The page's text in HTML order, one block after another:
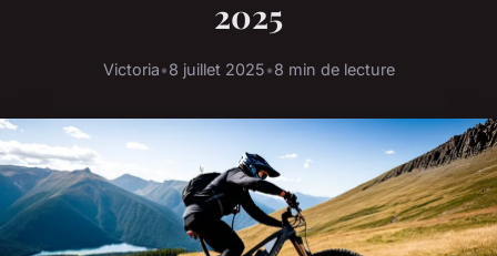
2025
Victoria•8 juillet 2025•8 min de lecture